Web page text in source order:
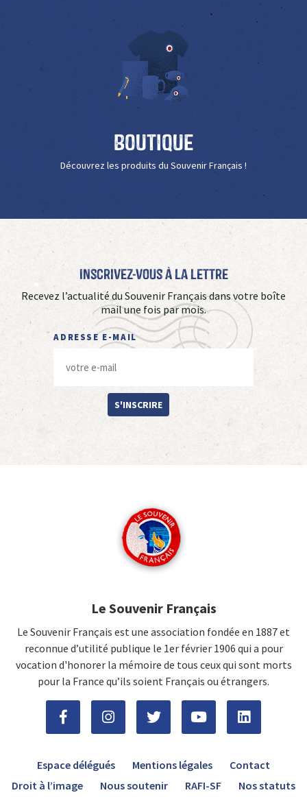
Boutique
Découvrez les produits du Souvenir Français !
Inscrivez-vous à La Lettre
Recevez l’actualité du Souvenir Français dans votre boîte
mail une fois par mois.
ADRESSE E-MAIL
S'INSCRIRE
Le Souvenir Français
Le Souvenir Français est une association fondée en 1887 et
reconnue d’utilité publique le 1er février 1906 qui a pour
vocation d'honorer la mémoire de tous ceux qui sont morts
pour la France qu’ils soient Français ou étrangers.
Espace délégués Mentions légales
Contact
Droit à l’image
Nous soutenir RAFI-SF Nos statuts